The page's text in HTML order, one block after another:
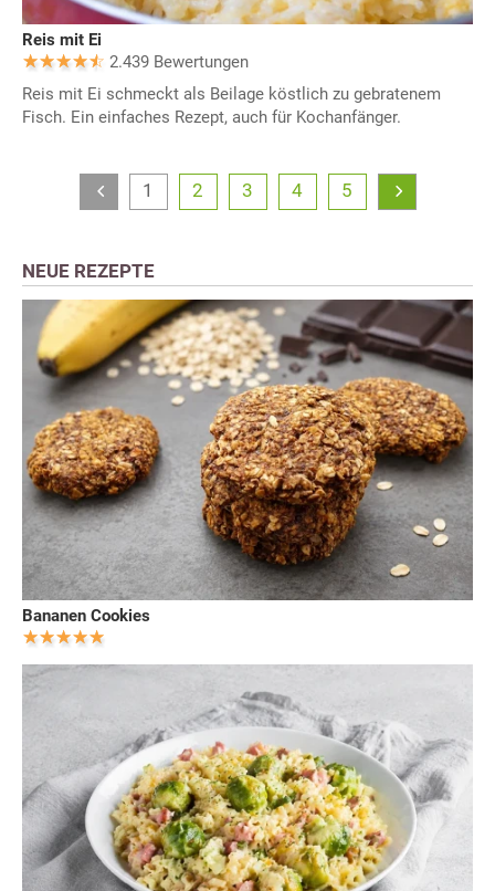
Reis mit Ei
2.439 Bewertungen
Reis mit Ei schmeckt als Beilage köstlich zu gebratenem
Fisch. Ein einfaches Rezept, auch für Kochanfänger.
1 2 3 4 5
NEUE REZEPTE
Bananen Cookies